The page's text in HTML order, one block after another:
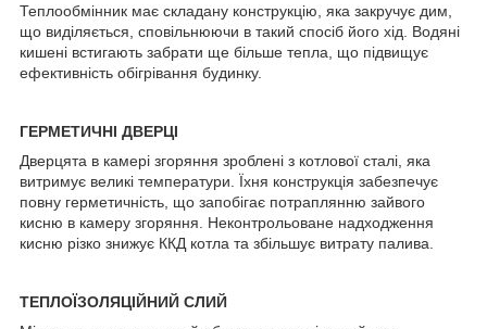
Теплообмінник має складану конструкцію, яка закручує дим,
що виділяється, сповільнюючи в такий спосіб його хід. Водяні
кишені встигають забрати ще більше тепла, що підвищує
ефективність обігрівання будинку.
ГЕРМЕТИЧНІ ДВЕРЦІ
Дверцята в камері згоряння зроблені з котлової сталі, яка
витримує великі температури. Їхня конструкція забезпечує
повну герметичність, що запобігає потраплянню зайвого
кисню в камеру згоряння. Неконтрольоване надходження
кисню різко знижує ККД котла та збільшує витрату палива.
ТЕПЛОЇЗОЛЯЦІЙНИЙ СЛИЙ